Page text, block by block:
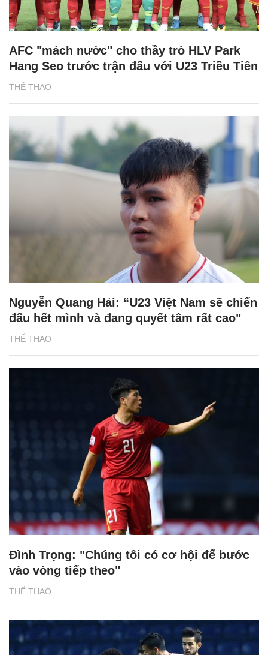
THỂ THAO
AFC "mách nước" cho thầy trò HLV Park
Hang Seo trước trận đấu với U23 Triều Tiên
THỂ THAO
Nguyễn Quang Hải: “U23 Việt Nam sẽ chiến
đấu hết mình và đang quyết tâm rất cao"
THỂ THAO
Đình Trọng: "Chúng tôi có cơ hội để bước
vào vòng tiếp theo"